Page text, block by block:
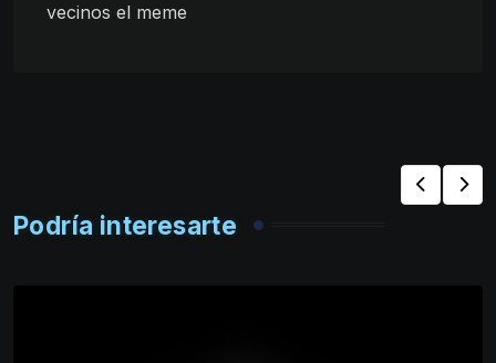
vecinos el meme
Podría interesarte